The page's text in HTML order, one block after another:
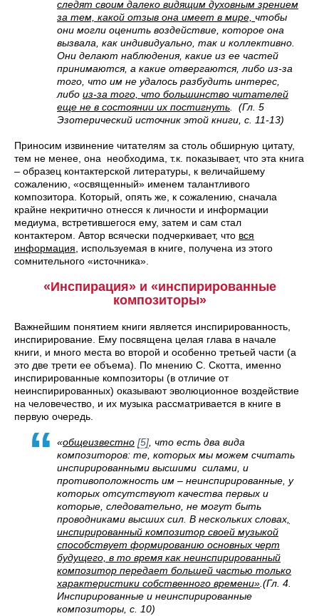
следят своим далеко видящим духовным зрением
за тем, какой отзыв она имеет в мире, чтобы
они могли оценить воздействие, которое она
вызвала, как индивидуально, так и коллективно.
Они делают наблюдения, какие из ее частей
принимаются, а какие отвергаются, либо из-за
того, что им не удалось разбудить интерес,
либо из-за того, что большинство читателей
еще не в состоянии их постигнуть . (Гл. 5
Эзотерический источник этой книги, с. 11-13)
Приносим извинение читателям за столь обширную цитату,
тем не менее, она необходима, т.к. показывает, что эта книга
– образец контактерской литературы, к величайшему
сожалению, «освященный» именем талантливого
композитора. Который, опять же, к сожалению, сначала
крайне некритично отнесся к личности и информации
медиума, встретившегося ему, затем и сам стал
контактером. Автор всячески подчеркивает, что вся
информация , используемая в книге, получена из этого
сомнительного «источника».
«Инспирация» и «инспирированные
композиторы»
Важнейшим понятием книги является инспирированность,
инспирирование. Ему посвящена целая глава в начале
книги, и много места во второй и особенно третьей части (а
это две трети ее объема). По мнению С. Скотта, именно
инспирированные композиторы (в отличие от
неинспирированных) оказывают эволюционное воздействие
на человечество, и их музыка рассматривается в книге в
первую очередь.
«общеизвестно [5] , что есть два вида
композиторов: те, которых мы можем считать
инспирированными высшими силами, и
противоположность им – неинспирированные, у
которых отсутствуют качества первых и
которые, следовательно, не могут быть
проводниками высших сил. В нескольких словах
инспирированный композитор своей музыкой
способствует формированию основных черт
будущего, в то время как неинспирированный
композитор передает большей частью только
характеристики собственного времени» .(Гл. 4.
Инспирированные и неинспирированные
композиторы, с. 10)